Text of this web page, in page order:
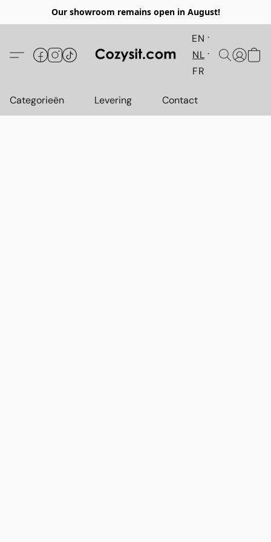
Our showroom remains open in August!
EN
NL
FR
Categorieën Levering Contact